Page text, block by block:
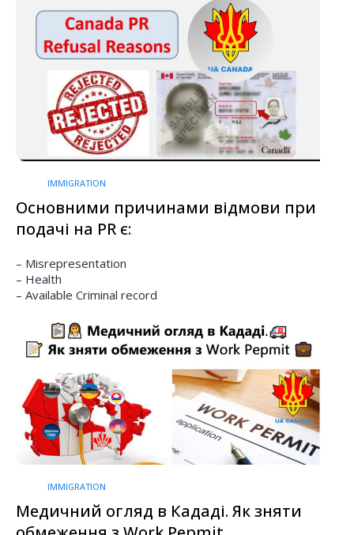
IMMIGRATION
Основними причинами відмови при
подачі на PR є:
– Misrepresentation
– Health
– Available Criminal record
IMMIGRATION
Медичний огляд в Кададі. Як зняти